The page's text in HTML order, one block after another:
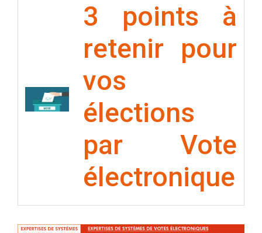
3 points à
retenir pour
vos
élections
par Vote
électronique